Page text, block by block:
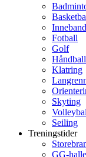
Fotball
Golf
Håndball
Klatring
Skyting
Seiling
Treningstider
GG-